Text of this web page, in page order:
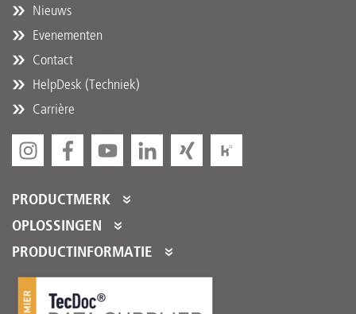
Nieuws
Evenementen
Contact
HelpDesk (Techniek)
Carrière
PRODUCTMERK
DT Spare Parts
OPLOSSINGEN
Partner Portal
Partnerdiensten
PRODUCTINFORMATIE
Productcatalogi
Product Promotions